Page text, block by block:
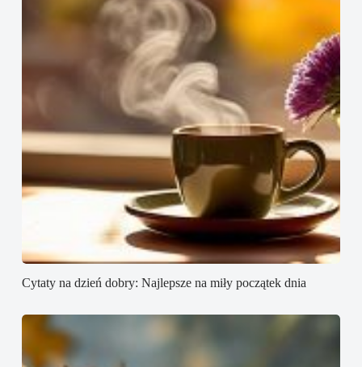
Cytaty na dzień dobry: Najlepsze na miły początek dnia